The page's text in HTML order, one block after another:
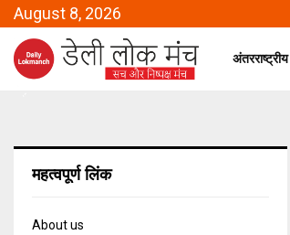
August 8, 2026
अंतरराष्ट्रीय
महत्वपूर्ण लिंक
About us